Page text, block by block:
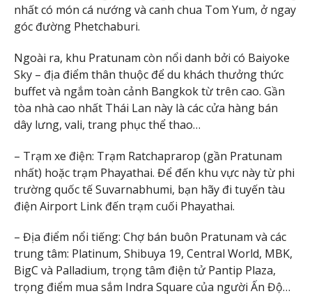
nhất có món cá nướng và canh chua Tom Yum, ở ngay
góc đường Phetchaburi.
Ngoài ra, khu Pratunam còn nổi danh bởi có Baiyoke
Sky – địa điểm thân thuộc để du khách thưởng thức
buffet và ngắm toàn cảnh Bangkok từ trên cao. Gần
tòa nhà cao nhất Thái Lan này là các cửa hàng bán
dây lưng, vali, trang phục thể thao…
– Trạm xe điện: Trạm Ratchaprarop (gần Pratunam
nhất) hoặc trạm Phayathai. Để đến khu vực này từ phi
trường quốc tế Suvarnabhumi, bạn hãy đi tuyến tàu
điện Airport Link đến trạm cuối Phayathai.
– Địa điểm nổi tiếng: Chợ bán buôn Pratunam và các
trung tâm: Platinum, Shibuya 19, Central World, MBK,
BigC và Palladium, trọng tâm điện tử Pantip Plaza,
trọng điểm mua sắm Indra Square của người Ấn Độ…